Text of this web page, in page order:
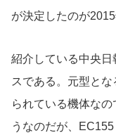
が決定したのが2015
紹介している中央
スである。元型と
られている機体な
うなのだが、